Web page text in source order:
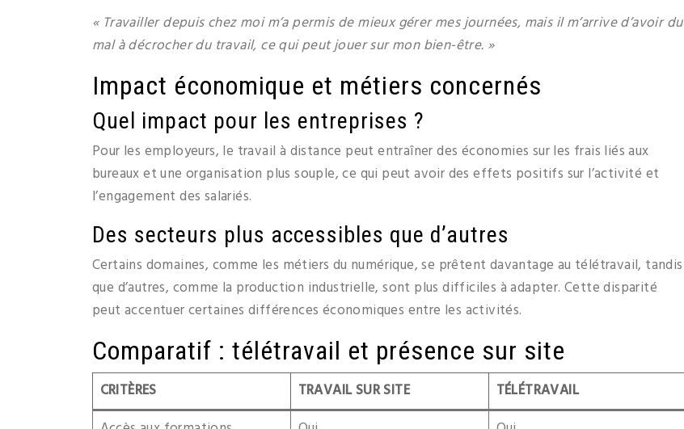
« Travailler depuis chez moi m’a permis de mieux gérer mes journées, mais il m’arrive d’avoir du
mal à décrocher du travail, ce qui peut jouer sur mon bien-être. »
Impact économique et métiers concernés
Quel impact pour les entreprises ?
Pour les employeurs, le travail à distance peut entraîner des économies sur les frais liés aux
bureaux et une organisation plus souple, ce qui peut avoir des effets positifs sur l’activité et
l’engagement des salariés.
Des secteurs plus accessibles que d’autres
Certains domaines, comme les métiers du numérique, se prêtent davantage au télétravail, tandis
que d’autres, comme la production industrielle, sont plus difficiles à adapter. Cette disparité
peut accentuer certaines différences économiques entre les activités.
Comparatif : télétravail et présence sur site
CRITÈRES TRAVAIL SUR SITE
TÉLÉTRAVAIL